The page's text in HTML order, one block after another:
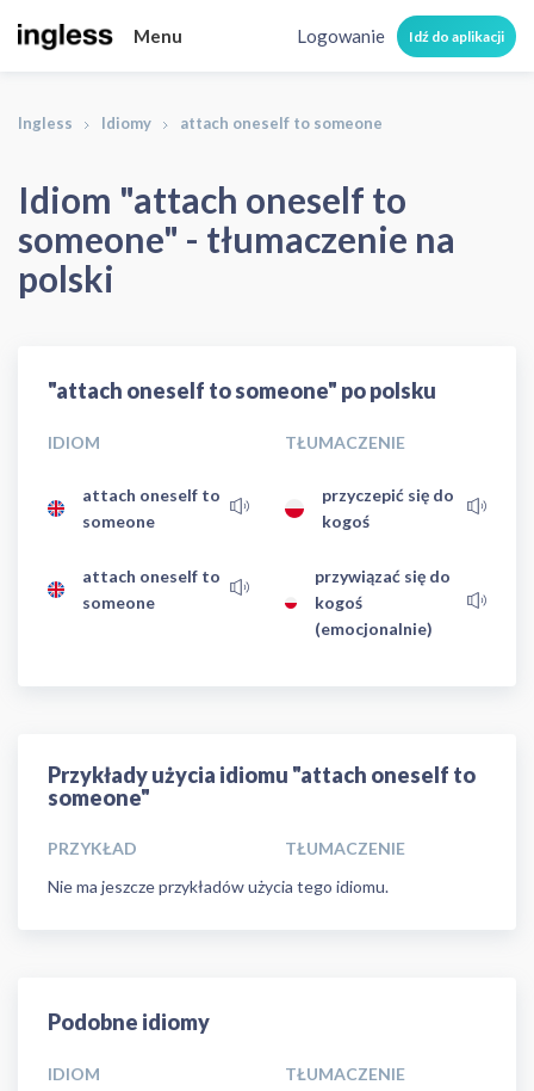
Menu Logowanie Idź do aplikacji
Ingless Idiomy attach oneself to someone
Idiom "attach oneself to
someone" - tłumaczenie na
polski
"attach oneself to someone" po polsku
IDIOM TŁUMACZENIE
attach oneself to
someone
przyczepić się do
kogoś
attach oneself to
someone
przywiązać się do
kogoś
(emocjonalnie)
Przykłady użycia idiomu "attach oneself to
someone"
PRZYKŁAD
TŁUMACZENIE
Nie ma jeszcze przykładów użycia tego idiomu.
Podobne idiomy
IDIOM TŁUMACZENIE